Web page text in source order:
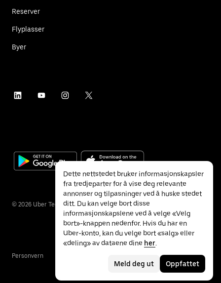
Reserver
Flyplasser
Byer
© 2026 Uber Technologies Inc.
Personvern
Dette nettstedet bruker informasjonskapsler
fra tredjeparter for å vise deg relevante
annonser og tilpasninger ved å huske stedet
ditt. Du kan velge bort disse
informasjonskapslene ved å velge «Velg
bort»-knappen nedenfor. Hvis du har en
Uber-konto, kan du velge bort «salg» eller
«deling» av dataene dine her.
Meld deg ut Oppfattet